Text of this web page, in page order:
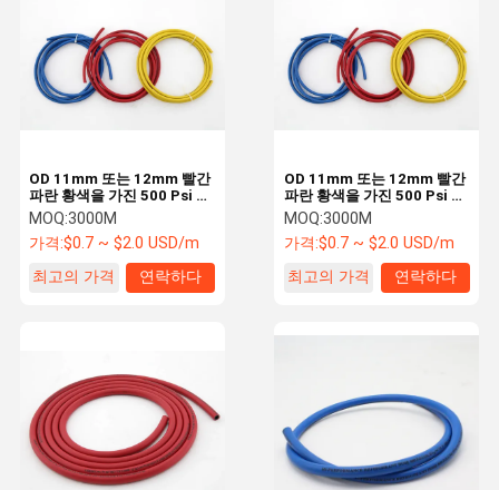
OD 11mm 또는 12mm 빨간
파란 황색을 가진 500 Psi 저
손실 냉각하는 호스
MOQ:3000M
가격:$0.7 ~ $2.0 USD/m
최고의 가격
연락하다
OD 11mm 또는 12mm 빨간
파란 황색을 가진 500 Psi 저
손실 냉각하는 호스
MOQ:3000M
가격:$0.7 ~ $2.0 USD/m
최고의 가격
연락하다